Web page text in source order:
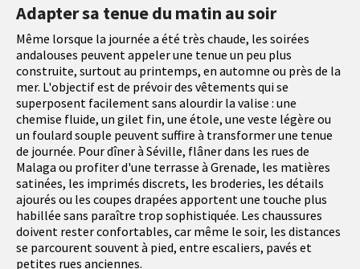
Adapter sa tenue du matin au soir
Même lorsque la journée a été très chaude, les soirées
andalouses peuvent appeler une tenue un peu plus
construite, surtout au printemps, en automne ou près de la
mer. L'objectif est de prévoir des vêtements qui se
superposent facilement sans alourdir la valise : une
chemise fluide, un gilet fin, une étole, une veste légère ou
un foulard souple peuvent suffire à transformer une tenue
de journée. Pour dîner à Séville, flâner dans les rues de
Malaga ou profiter d'une terrasse à Grenade, les matières
satinées, les imprimés discrets, les broderies, les détails
ajourés ou les coupes drapées apportent une touche plus
habillée sans paraître trop sophistiquée. Les chaussures
doivent rester confortables, car même le soir, les distances
se parcourent souvent à pied, entre escaliers, pavés et
petites rues anciennes.